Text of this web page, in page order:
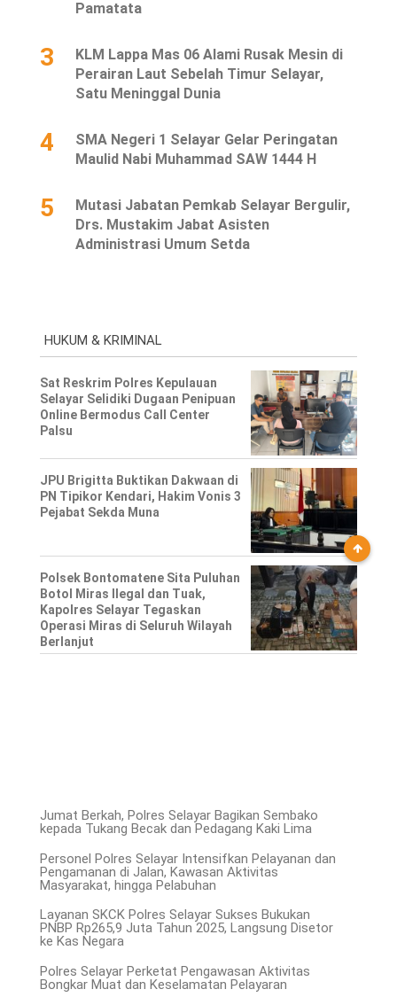
Pamatata
3
KLM Lappa Mas 06 Alami Rusak Mesin di
Perairan Laut Sebelah Timur Selayar,
Satu Meninggal Dunia
4
SMA Negeri 1 Selayar Gelar Peringatan
Maulid Nabi Muhammad SAW 1444 H
5
Mutasi Jabatan Pemkab Selayar Bergulir,
Drs. Mustakim Jabat Asisten
Administrasi Umum Setda
HUKUM & KRIMINAL
Sat Reskrim Polres Kepulauan
Selayar Selidiki Dugaan Penipuan
Online Bermodus Call Center
Palsu
JPU Brigitta Buktikan Dakwaan di
PN Tipikor Kendari, Hakim Vonis 3
Pejabat Sekda Muna
Polsek Bontomatene Sita Puluhan
Botol Miras Ilegal dan Tuak,
Kapolres Selayar Tegaskan
Operasi Miras di Seluruh Wilayah
Berlanjut
Jumat Berkah, Polres Selayar Bagikan Sembako
kepada Tukang Becak dan Pedagang Kaki Lima
Personel Polres Selayar Intensifkan Pelayanan dan
Pengamanan di Jalan, Kawasan Aktivitas
Masyarakat, hingga Pelabuhan
Layanan SKCK Polres Selayar Sukses Bukukan
PNBP Rp265,9 Juta Tahun 2025, Langsung Disetor
ke Kas Negara
Polres Selayar Perketat Pengawasan Aktivitas
Bongkar Muat dan Keselamatan Pelayaran